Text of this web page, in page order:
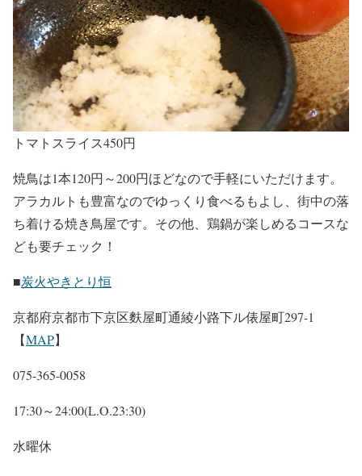
トマトスライス450円
焼鳥は1本120円～200円ほどなので手軽にいただけます。
アラカルトも豊富なのでゆっくり食べるもよし、街中の落
ち着ける焼き鳥屋です。その他、鶏鍋が楽しめるコースな
ども要チェック！
■炭火やきとり恒
京都府京都市下京区麩屋町通綾小路下ル俵屋町297-1
【MAP】
075-365-0058
17:30～24:00(L.O.23:30)
水曜休